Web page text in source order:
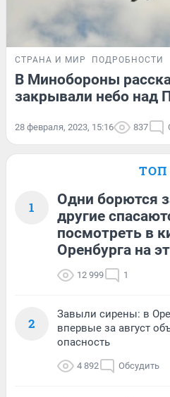
СТРАНА И МИР ПОДРОБНОСТИ
В Минобороны
закрывали небо над
28 февраля, 2023, 15:16 837
ТОП
1
Одни борются
другие
посмотреть в
Оренбурга на
12 999 1
2
Завыли сирены: в
впервые за август
опасность
4 892 Обсудить